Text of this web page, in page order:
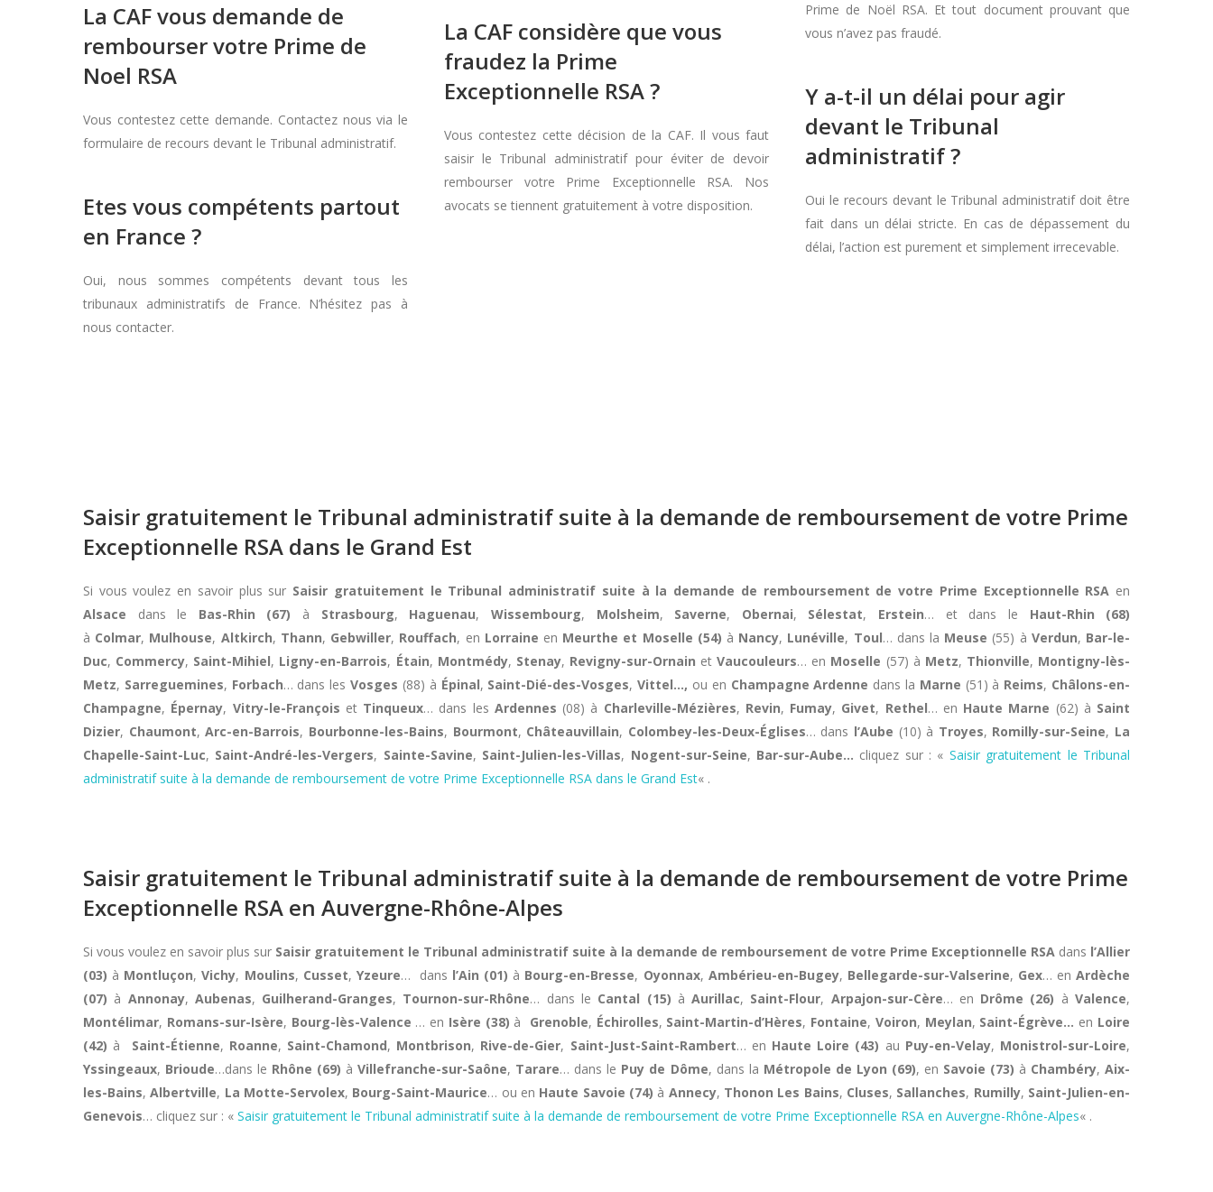
La CAF vous demande de
rembourser votre Prime de
Noel RSA
Vous contestez cette demande. Contactez nous via le
formulaire de recours devant le Tribunal administratif.
Etes vous compétents partout
en France ?
Oui, nous sommes compétents devant tous les
tribunaux administratifs de France. N’hésitez pas à
nous contacter.
La CAF considère que vous
fraudez la Prime
Exceptionnelle RSA ?
Vous contestez cette décision de la CAF. Il vous faut
saisir le Tribunal administratif pour éviter de devoir
rembourser votre Prime Exceptionnelle RSA. Nos
avocats se tiennent gratuitement à votre disposition.
Prime de Noël RSA. Et tout document prouvant que
vous n’avez pas fraudé.
Y a-t-il un délai pour agir
devant le Tribunal
administratif ?
Oui le recours devant le Tribunal administratif doit être
fait dans un délai stricte. En cas de dépassement du
délai, l’action est purement et simplement irrecevable.
Saisir gratuitement le Tribunal administratif suite à la demande de remboursement de votre Prime
Exceptionnelle RSA dans le Grand Est
Si vous voulez en savoir plus sur Saisir gratuitement le Tribunal administratif suite à la demande de remboursement de votre Prime Exceptionnelle RSA en
Alsace dans le Bas-Rhin (67) à Strasbourg, Haguenau, Wissembourg, Molsheim, Saverne, Obernai, Sélestat, Erstein… et dans le Haut-Rhin (68)
à Colmar, Mulhouse, Altkirch, Thann, Gebwiller, Rouffach, en Lorraine en Meurthe et Moselle (54) à Nancy, Lunéville, Toul… dans la Meuse (55) à Verdun, Bar-le-
Duc, Commercy, Saint-Mihiel, Ligny-en-Barrois, Étain, Montmédy, Stenay, Revigny-sur-Ornain etVaucouleurs… en Moselle (57) à Metz, Thionville, Montigny-lès-
Metz, Sarreguemines, Forbach… dans lesVosges (88) à Épinal, Saint-Dié-des-Vosges,Vittel…, ou en Champagne Ardenne dans la Marne (51) à Reims, Châlons-en-
Champagne, Épernay, Vitry-le-François et Tinqueux… dans les Ardennes (08) à Charleville-Mézières, Revin, Fumay, Givet, Rethel… en Haute Marne (62) à Saint
Dizier, Chaumont,Arc-en-Barrois, Bourbonne-les-Bains, Bourmont, Châteauvillain, Colombey-les-Deux-Églises… dans l’Aube (10) à Troyes, Romilly-sur-Seine, La
Chapelle-Saint-Luc, Saint-André-les-Vergers, Sainte-Savine, Saint-Julien-les-Villas, Nogent-sur-Seine, Bar-sur-Aube… cliquez sur : « Saisir gratuitement le Tribunal
administratif suite à la demande de remboursement de votre Prime Exceptionnelle RSA dans le Grand Est« .
Saisir gratuitement le Tribunal administratif suite à la demande de remboursement de votre Prime
Exceptionnelle RSA en Auvergne-Rhône-Alpes
Si vous voulez en savoir plus sur Saisir gratuitement le Tribunal administratif suite à la demande de remboursement de votre Prime Exceptionnelle RSA dans l’Allier
(03) à Montluçon,Vichy, Moulins, Cusset, Yzeure… dans l’Ain (01) à Bourg-en-Bresse, Oyonnax, Ambérieu-en-Bugey, Bellegarde-sur-Valserine, Gex… enArdèche
(07) à Annonay, Aubenas, Guilherand-Granges, Tournon-sur-Rhône… dans le Cantal (15) àAurillac, Saint-Flour, Arpajon-sur-Cère… en Drôme (26) àValence,
Montélimar, Romans-sur-Isère, Bourg-lès-Valence … en Isère (38) à Grenoble, Échirolles, Saint-Martin-d’Hères, Fontaine, Voiron, Meylan, Saint-Égrève… en Loire
(42) à Saint-Étienne, Roanne, Saint-Chamond, Montbrison, Rive-de-Gier, Saint-Just-Saint-Rambert… en Haute Loire (43) au Puy-en-Velay, Monistrol-sur-Loire,
Yssingeaux, Brioude…dans le Rhône (69) àVillefranche-sur-Saône, Tarare… dans le Puy de Dôme, dans la Métropole de Lyon (69), en Savoie (73) à Chambéry,Aix-
les-Bains,Albertville, La Motte-Servolex, Bourg-Saint-Maurice… ou en Haute Savoie (74) à Annecy, Thonon Les Bains, Cluses, Sallanches, Rumilly, Saint-Julien-en-
Genevois… cliquez sur : « Saisir gratuitement le Tribunal administratif suite à la demande de remboursement de votre Prime Exceptionnelle RSA en Auvergne-Rhône-Alpes« .